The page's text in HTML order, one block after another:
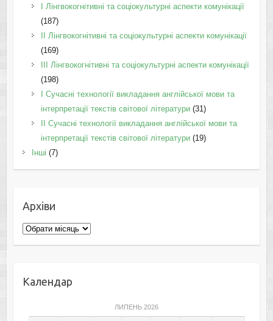
I Лінгвокогнітивні та соціокультурні аспекти комунікації
(187)
IІ Лінгвокогнітивні та соціокультурні аспекти комунікації
(169)
IІI Лінгвокогнітивні та соціокультурні аспекти комунікації
(198)
I Cучасні технології викладання англійської мови та
інтерпретації текстів світової літератури(31)
II Cучасні технології викладання англійської мови та
інтерпретації текстів світової літератури(19)
Інші (7)
Архіви
Архіви
Календар
ЛИПЕНЬ 2026